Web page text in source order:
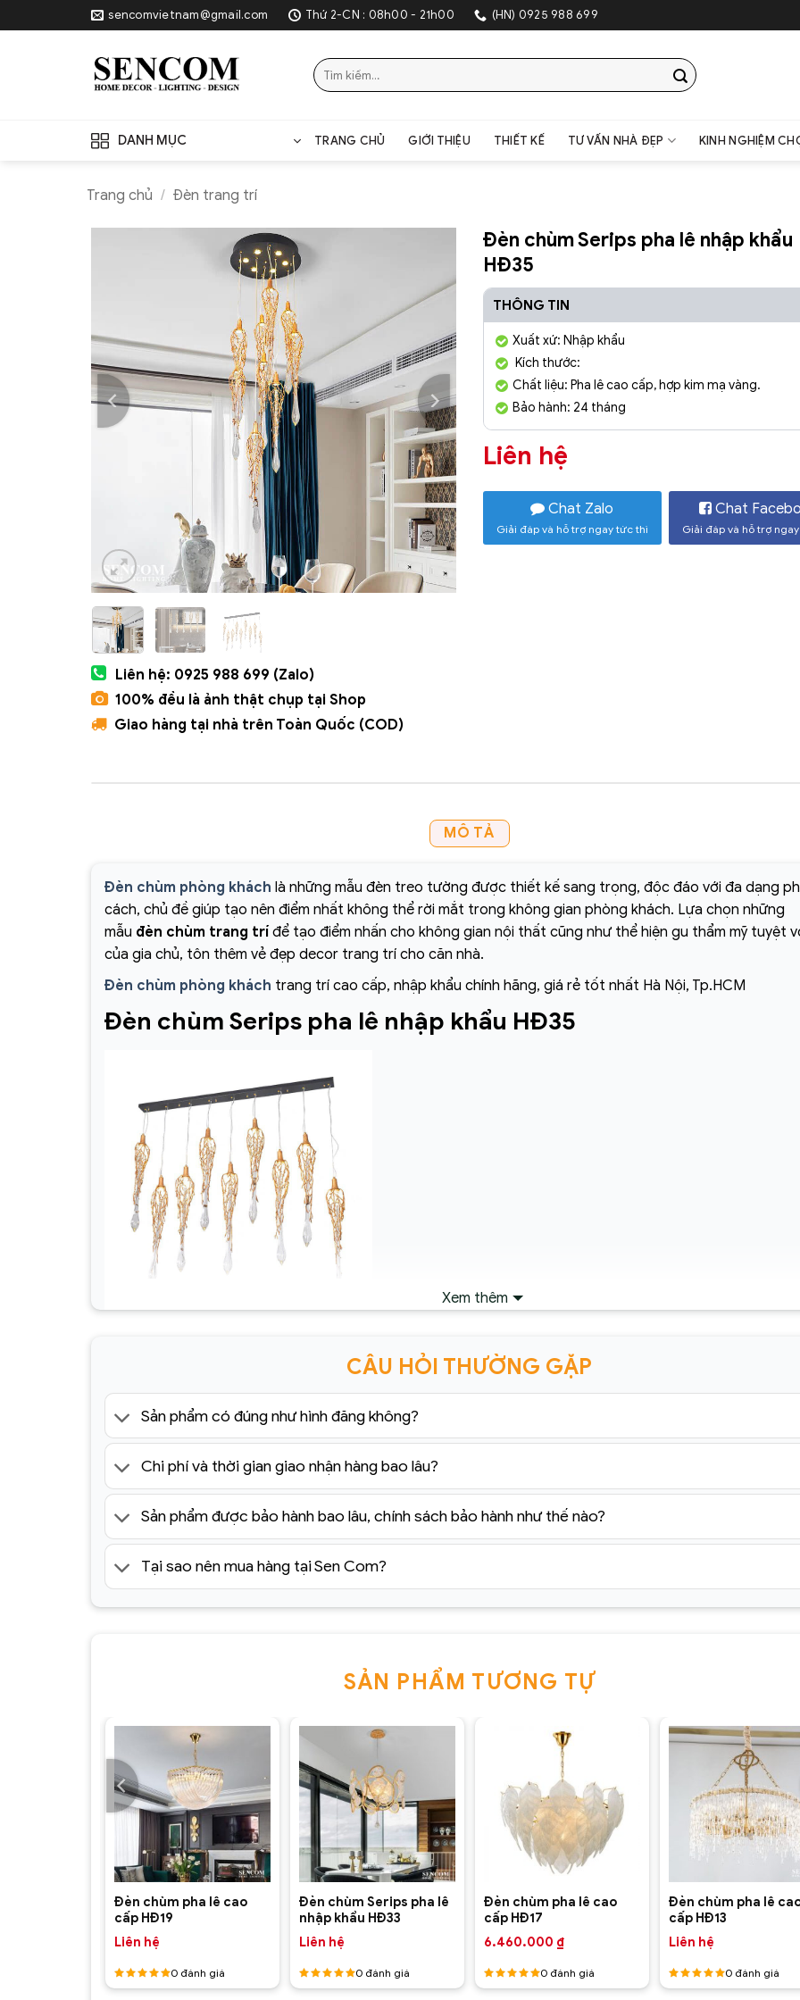
to
sencomvietnam@gmail.com Thứ 2-CN : 08h00 - 21h00 (HN) 0925 988 699
Tìm
kiếm:
DANH MỤC TRANG CHỦ GIỚI THIỆU THIẾT KẾ TƯ VẤN NHÀ ĐẸP KINH NGHIỆM
Trang chủ / Đèn trang trí
Liên hệ: 0925 988 699 (Zalo)
100% đều là ảnh thật chụp tại Shop
Giao hàng tại nhà trên Toàn Quốc (COD)
Đèn chùm Serips pha lê nhập khẩu
HĐ35
THÔNG TIN
Xuất xứ: Nhập khẩu
Kích thước:
Chất liệu: Pha lê cao cấp, hợp kim mạ vàng.
Bảo hành: 24 tháng
Liên hệ
Chat Zalo
Giải đáp và hỗ trợ ngay tức thì
Chat
Giải đáp và hỗ trợ
MÔ TẢ
Đèn chùm phòng khách là những mẫu đèn treo tường được thiết kế sang trọng, độc đáo với đa dạng
cách, chủ đề giúp tạo nên điểm nhất không thể rời mắt trong không gian phòng khách. Lựa chọn những
mẫu đèn chùm trang trí để tạo điểm nhấn cho không gian nội thất cũng như thể hiện gu thẩm mỹ tuyệt
của gia chủ, tôn thêm vẻ đẹp decor trang trí cho căn nhà.
Đèn chùm phòng khách trang trí cao cấp, nhập khẩu chính hãng, giá rẻ tốt nhất Hà Nội, Tp.HCM
Đèn chùm Serips pha lê nhập khẩu HĐ35
Đèn chùm Serips pha lê nhập khẩu HĐ35(3)
Xem thêm
CÂU HỎI THƯỜNG GẶP
Sản phẩm có đúng như hình đăng không?
Chi phí và thời gian giao nhận hàng bao lâu?
Sản phẩm được bảo hành bao lâu, chính sách bảo hành như thế nào?
Tại sao nên mua hàng tại Sen Com?
SẢN PHẨM TƯƠNG TỰ
+
Đèn chùm pha lê cao
cấp HĐ19
Liên hệ
Được
0 đánh giá
+
Đèn chùm Serips pha lê
nhập khẩu HĐ33
Liên hệ
Được
0đánh giá
Đèn chùm pha lê cao
cấp HĐ17
6.460.000 ₫
Được
0đánh giá
Đèn chùm pha lê
cấp HĐ13
Liên hệ
Được
0đánh giá